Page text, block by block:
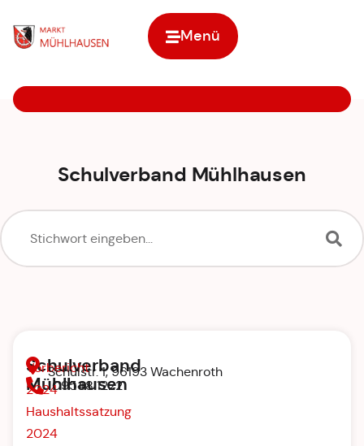
Menü
Schulverband Mühlhausen
Schulverband
Mühlhausen
Vorbericht
2024
Haushaltssatzung
2024
Schulstr. 1, 96193 Wachenroth
09548 1222